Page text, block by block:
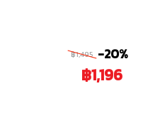
฿1,495 -20%
฿1,196